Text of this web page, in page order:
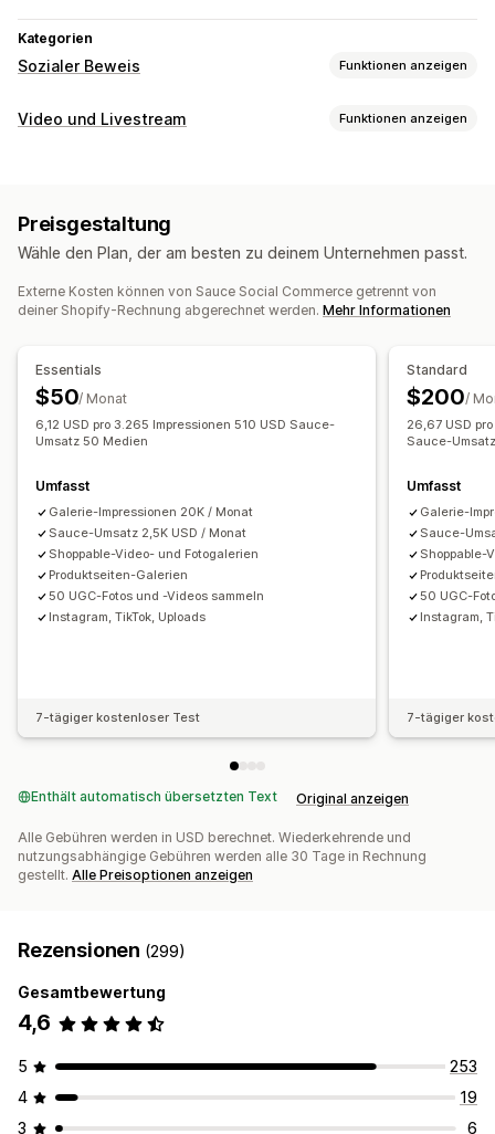
Kategorien
Sozialer Beweis Funktionen anzeigen
Inhaltsarten
Produktaufrufe Letzte Besucher:innen
Anzahl der Verkäufe
Letzte Käufe
Shoppable Feeds
Benutzerdefinierte Layouts
Analysen
Engagement-Tracking
Video und Livestream Funktionen anzeigen
Interaktives Video
Mehrere Kanäle
Analysen
Anpassung
Video-Widget
Eingebettete Videos
Responsivität für Mobilgeräte
Preisgestaltung
Wähle den Plan, der am besten zu deinem Unternehmen passt.
Externe Kosten können von Sauce Social Commerce getrennt von
deiner Shopify-Rechnung abgerechnet werden. Mehr Informationen
Essentials
$50/ Monat
6,12 USD pro 3.265 Impressionen 510 USD Sauce-
Umsatz 50 Medien
Umfasst
Galerie-Impressionen 20K / Monat
Sauce-Umsatz 2,5K USD / Monat
Shoppable-Video- und Fotogalerien
Produktseiten-Galerien
50 UGC-Fotos und -Videos sammeln
Instagram, TikTok, Uploads
7-tägiger kostenloser Test
Standard
$200/
26,67 USD
Sauce-
Umfasst
Galerie-
Sauce-
Shoppable-
50 UGC-
Instagram,
7-tägiger
Enthält automatisch übersetzten Text Original anzeigen
Alle Gebühren werden in USD berechnet. Wiederkehrende und
nutzungsabhängige Gebühren werden alle 30 Tage in Rechnung
gestellt. Alle Preisoptionen anzeigen
Rezensionen (299)
Gesamtbewertung
4,6
5
253
4
19
3
6